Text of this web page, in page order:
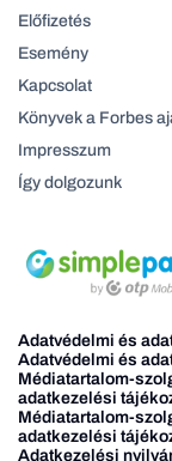
Előfizetés
Esemény
Kapcsolat
Könyvek a Forbes
Impresszum
Így dolgozunk
Adatvédelmi és
Adatvédelmi és
Médiatartalom-
adatkezelési
Médiatartalom-
adatkezelési
Adatkezelési